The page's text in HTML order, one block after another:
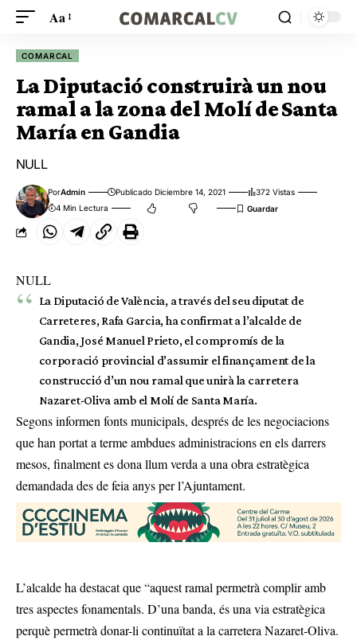
Aa
COMARCAL
La Diputació construirà un nou
ramal a la zona del Molí de Santa
María en Gandia
NULL
PorAdmin Publicado Diciembre 14, 2021
372 Vistas
4 Min Lectura
NULL
La Diputació de València, a través del seu diputat de
Carreteres, Rafa Garcia, ha confirmat a l’alcalde de
Gandia, José Manuel Prieto, el compromís de la
corporació provincial d’assumir el finançament de la
construcció d’un nou ramal que unirà la carretera
Nazaret-Oliva amb el Molí de Santa María.
Segons informen fonts municipals, després de les negociacions
que han portat a terme ambdues administracions en els darrers
mesos, finalment es dona llum verda a una obra estratègica
demandada des de feia anys per l’Ajuntament.
L’alcalde ha destacat que “aquest ramal permetrà complir amb
tres aspectes fonamentals. D’una banda, és una via estratègica
perquè permetrà donar-li continuïtat a la carretera Nazaret-Oliva.